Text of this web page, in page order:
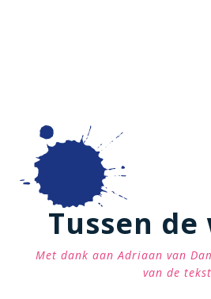
Tussen
Met dank aan Adriaan van
van de tekst